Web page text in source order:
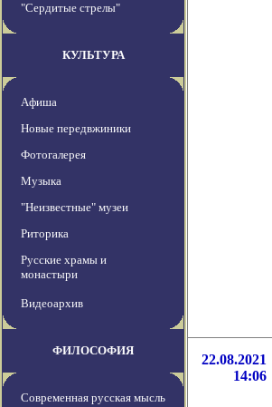
"Сердитые стрелы"
КУЛЬТУРА
Афиша
Новые передвжиники
Фотогалерея
Музыка
"Неизвестные" музеи
Риторика
Русские храмы и
монастыри
Видеоархив
ФИЛОСОФИЯ
Современная русская мысль
22.08.2021
14:06